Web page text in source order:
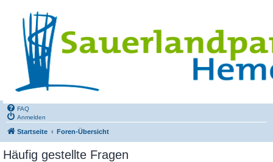
FAQ
Anmelden
Startseite Foren-Übersicht
Häufig gestellte Fragen